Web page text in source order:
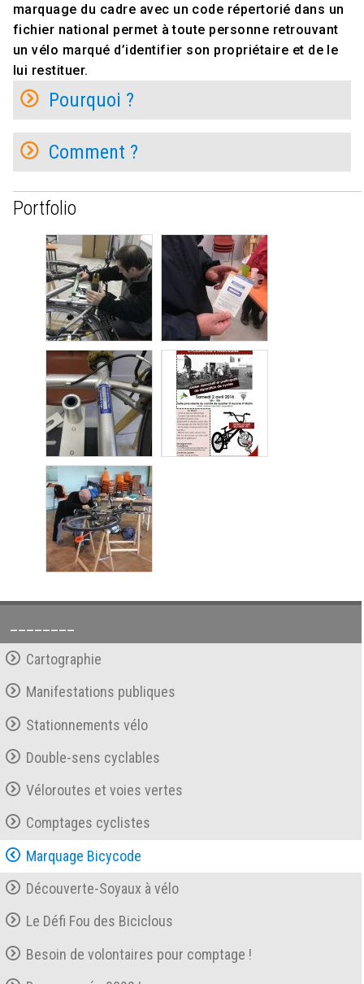
marquage du cadre avec un code répertorié dans un
fichier national permet à toute personne retrouvant
un vélo marqué d’identifier son propriétaire et de le
lui restituer.
Pourquoi ?
Comment ?
Portfolio
Cartographie
Manifestations publiques
Stationnements vélo
Double-sens cyclables
Véloroutes et voies vertes
Comptages cyclistes
Marquage Bicycode
Découverte-Soyaux à vélo
Le Défi Fou des Biciclous
Besoin de volontaires pour comptage !